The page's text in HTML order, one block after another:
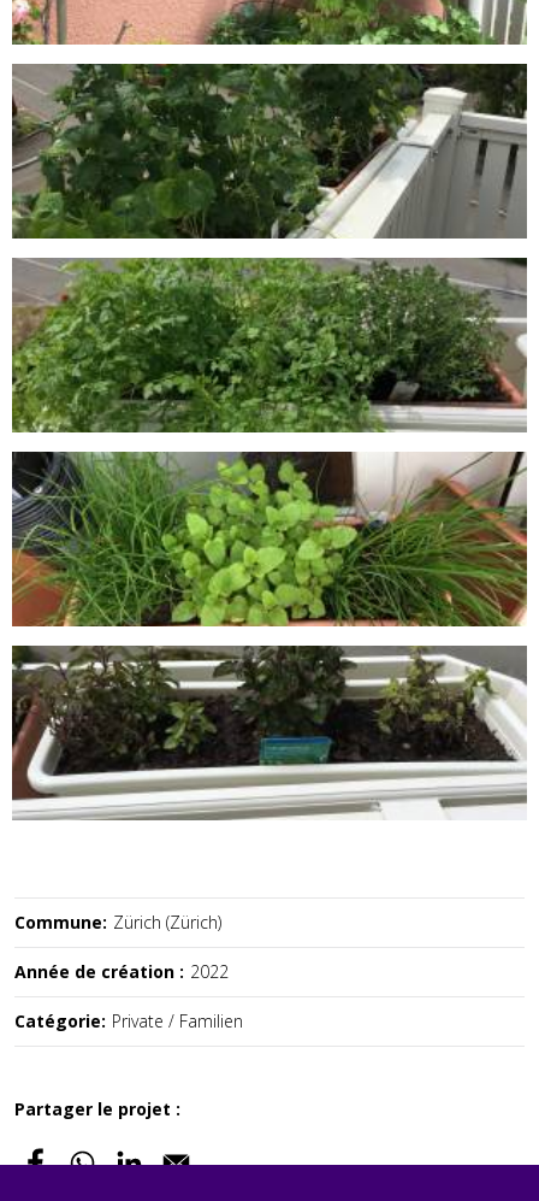
Commune: Zürich (Zürich)
Année de création : 2022
Catégorie: Private / Familien
Partager le projet :